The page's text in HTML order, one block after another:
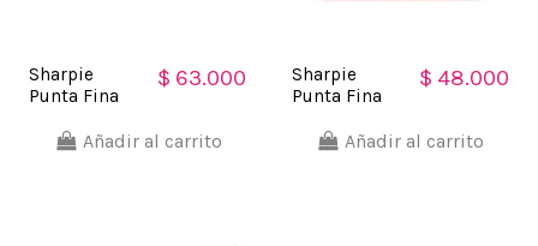
Sharpie
Punta Fina
Permanente
$ 63.000
Añadir al carrito
Sharpie
Punta Fina
Permanente
$ 48.000
Añadir al carrito